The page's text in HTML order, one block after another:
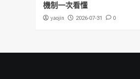
機制一次看懂
yaojin 2026-07-31 0